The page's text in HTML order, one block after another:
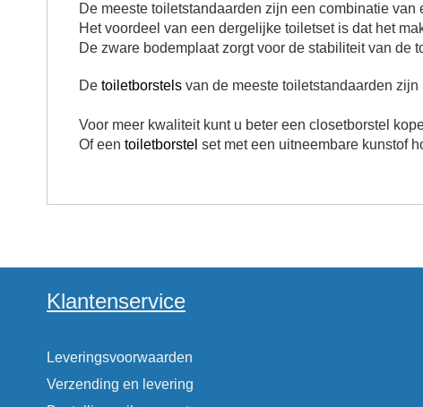
De meeste toiletstandaarden zijn een combinatie van
Het voordeel van een dergelijke toiletset is dat het
De zware bodemplaat zorgt voor de stabiliteit van de
De toiletborstels van de meeste toiletstandaarden
Voor meer kwaliteit kunt u beter een closetborstel
Of een toiletborstel set met een uitneembare kunstof
Klantenservice
Leveringsvoorwaarden
Verzending en levering